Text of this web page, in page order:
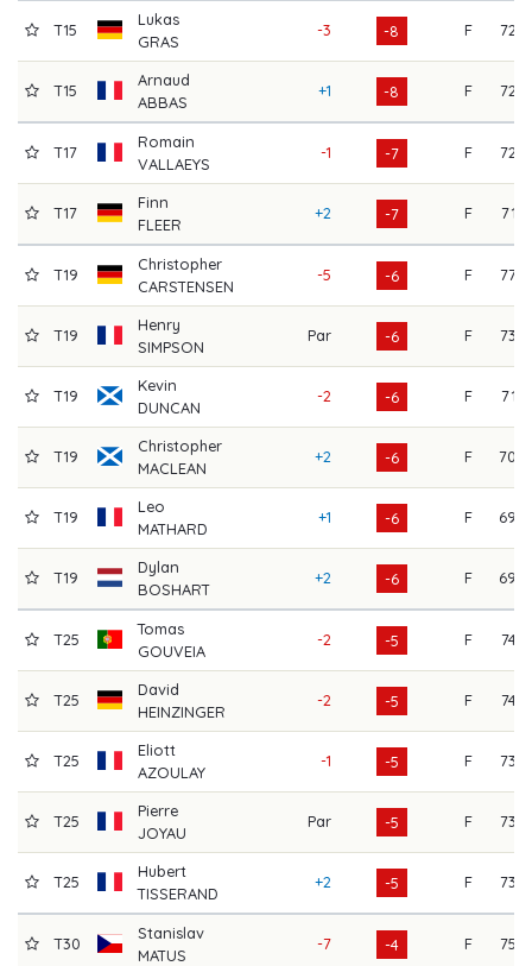
T15
Lukas
GRAS
-3 -8 F 72
T15
Arnaud
ABBAS
+1 -8 F 72
T17
Romain
VALLAEYS
-1 -7 F 72
T17
Finn
FLEER
+2 -7 F 71
T19
Christopher
CARSTENSEN
-5 -6 F 77
T19
Henry
SIMPSON
Par -6 F 73
T19
Kevin
DUNCAN
-2 -6 F 71
T19
Christopher
MACLEAN
+2 -6 F 70
T19
Leo
MATHARD
+1 -6 F 69
T19
Dylan
BOSHART
+2 -6 F 69
T25
Tomas
GOUVEIA
-2 -5 F 74
T25
David
HEINZINGER
-2 -5 F 74
T25
Eliott
AZOULAY
-1 -5 F 73
T25
Pierre
JOYAU
Par -5 F 73
T25
Hubert
TISSERAND
+2 -5 F 73
T30
Stanislav
MATUS
-7 -4 F 75